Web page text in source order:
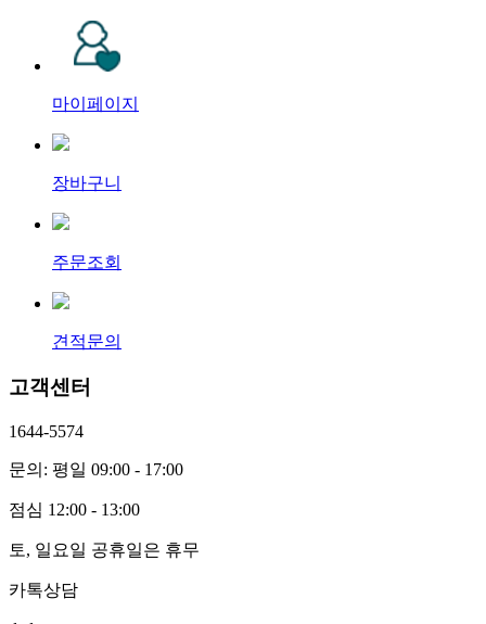
마이페이지
장바구니
주문조회
견적문의
고객센터
1644-5574
문의: 평일 09:00 - 17:00
점심 12:00 - 13:00
토, 일요일 공휴일은 휴무
카톡상담